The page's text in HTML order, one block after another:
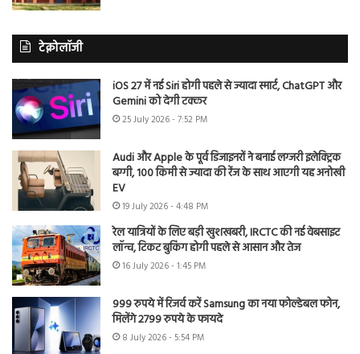
टेक्नोलॉजी
iOS 27 में नई Siri होगी पहले से ज्यादा स्मार्ट, ChatGPT और
Gemini को देगी टक्कर
25 July 2026 - 7:52 PM
Audi और Apple के पूर्व डिजाइनरों ने बनाई लग्जरी इलेक्ट्रिक
बग्गी, 100 किमी से ज्यादा की रेंज के साथ आएगी यह अनोखी
EV
19 July 2026 - 4:48 PM
रेल यात्रियों के लिए बड़ी खुशखबरी, IRCTC की नई वेबसाइट
लॉन्च, टिकट बुकिंग होगी पहले से आसान और तेज
16 July 2026 - 1:45 PM
999 रुपये में रिजर्व करें Samsung का नया फोल्डेबल फोन,
मिलेंगे 2799 रुपये के फायदे
8 July 2026 - 5:54 PM